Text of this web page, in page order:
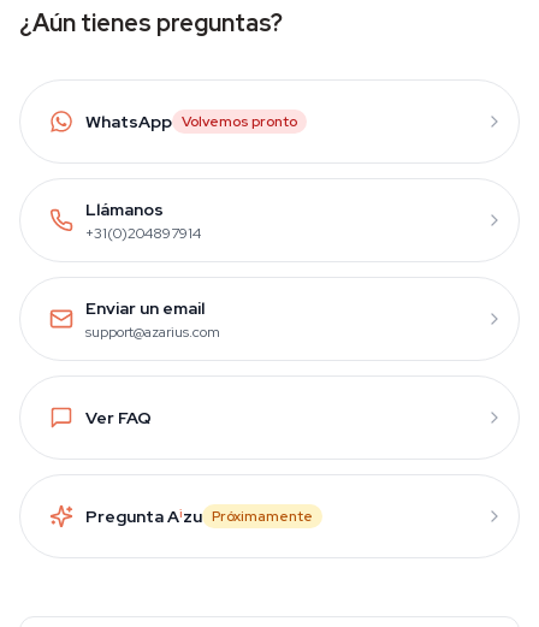
¿Aún tienes preguntas?
WhatsApp Volvemos pronto
Llámanos
+31(0)204897914
Enviar un email
support@azarius.com
Ver FAQ
Pregunta Aizu Próximamente